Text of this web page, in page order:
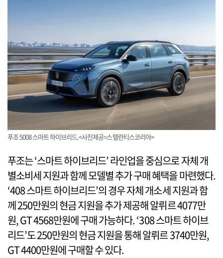
푸조 5008 스마트 하이브리드.<사진제공=스텔란티스코리아>
푸조는 ‘스마트 하이브리드’ 라인업을 중심으로 자체 개
별소비세 지원과 함께 모델별 추가 구매 혜택을 마련했다.
‘408 스마트 하이브리드’의 경우 자체 개소세 지원과 함
께 250만원의 현금 지원을 추가 제공해 알뤼르 4077만
원, GT 4568만원에 구매 가능하다. ‘308 스마트 하이브
리드’도 250만원의 현금 지원을 통해 알뤼르 3740만원,
GT 4400만원에 구매할 수 있다.